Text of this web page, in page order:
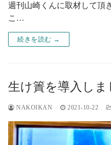
週刊山崎くんに取材して頂
こ…
続きを読む →
生け簀を導入しま
NAKOIKAN 2021-10-22